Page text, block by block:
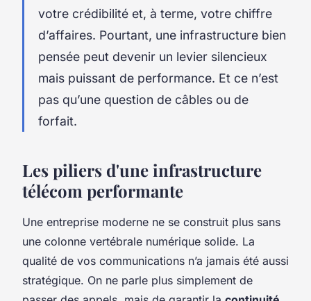
votre crédibilité et, à terme, votre chiffre
d’affaires. Pourtant, une infrastructure bien
pensée peut devenir un levier silencieux
mais puissant de performance. Et ce n’est
pas qu’une question de câbles ou de
forfait.
Les piliers d'une infrastructure
télécom performante
Une entreprise moderne ne se construit plus sans
une colonne vertébrale numérique solide. La
qualité de vos communications n’a jamais été aussi
stratégique. On ne parle plus simplement de